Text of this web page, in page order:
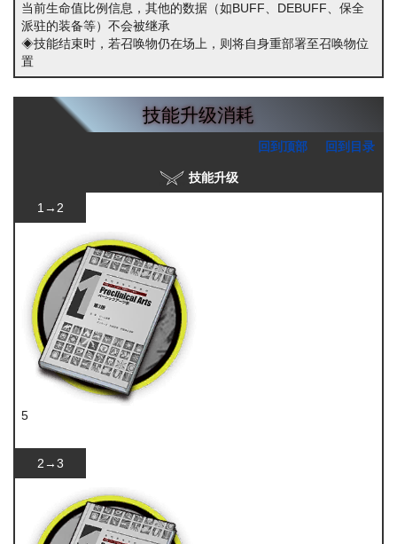
当前生命值比例信息，其他的数据（如BUFF、DEBUFF、保全
派驻的装备等）不会被继承
◈技能结束时，若召唤物仍在场上，则将自身重部署至召唤物位
置
技能升级消耗
回到顶部 回到目录
技能升级
1→2
5
2→3